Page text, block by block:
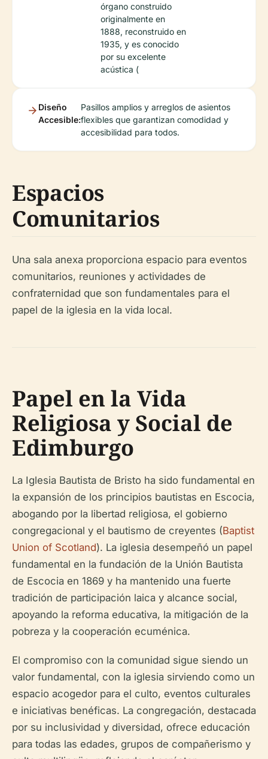
órgano construido
originalmente en
1888, reconstruido en
1935, y es conocido
por su excelente
acústica (
Diseño
Accesible:
Pasillos amplios y arreglos de asientos
flexibles que garantizan comodidad y
accesibilidad para todos.
Espacios
Comunitarios
Una sala anexa proporciona espacio para eventos
comunitarios, reuniones y actividades de
confraternidad que son fundamentales para el
papel de la iglesia en la vida local.
Papel en la Vida
Religiosa y Social de
Edimburgo
La Iglesia Bautista de Bristo ha sido fundamental en
la expansión de los principios bautistas en Escocia,
abogando por la libertad religiosa, el gobierno
congregacional y el bautismo de creyentes (Baptist
Union of Scotland). La iglesia desempeñó un papel
fundamental en la fundación de la Unión Bautista
de Escocia en 1869 y ha mantenido una fuerte
tradición de participación laica y alcance social,
apoyando la reforma educativa, la mitigación de la
pobreza y la cooperación ecuménica.
El compromiso con la comunidad sigue siendo un
valor fundamental, con la iglesia sirviendo como un
espacio acogedor para el culto, eventos culturales
e iniciativas benéficas. La congregación, destacada
por su inclusividad y diversidad, ofrece educación
para todas las edades, grupos de compañerismo y